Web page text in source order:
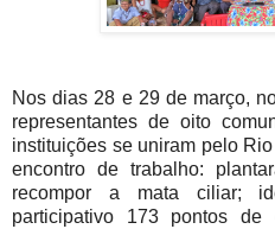
Nos dias 28 e 29 de março,
representantes de oito
instituições se uniram pelo
encontro de trabalho:
recompor a mata ciliar;
participativo 173 pontos de